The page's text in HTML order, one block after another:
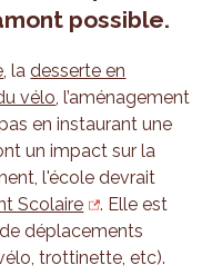
possible.
, ladesserte en
vélo , l’aménagement
en instaurant une
un impact sur la
l'école devrait
Scolaire
. Elle est
déplacements
trottinette, etc).